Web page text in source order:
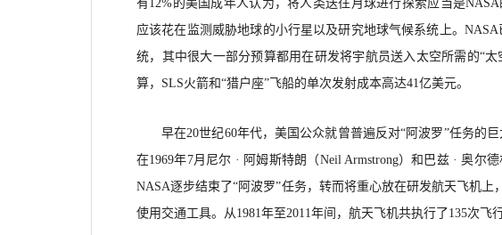
有12%的美国成年人认为，将人类送往月球进行探索应当是
应该花在监测威胁地球的小行星以及研究地球气候系统上。
统，其中很大一部分预算都用在研发将宇航员送入太空所需的“
算，SLS火箭和“猎户座”飞船的单次发射成本高达41亿美元。
早在20世纪60年代，美国公众就曾普遍反对“阿波罗”任务的
在1969年7月尼尔 · 阿姆斯特朗（Neil Armstrong）和巴兹 · 奥尔
NASA逐步结束了“阿波罗”任务，转而将重心放在研发航天飞机
使用交通工具。从1981年至2011年间，航天飞机共执行了135次飞